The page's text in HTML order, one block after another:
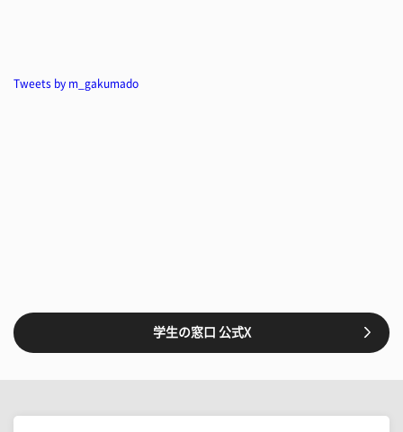
Tweets by m_gakumado
学生の窓口 公式X